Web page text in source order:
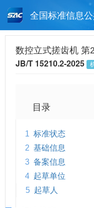
全国标准信息
月报查询
数控立式搓齿机 第
JB/T 15210.2-2025
目录
1 标准状态
2 基础信息
3 备案信息
4 起草单位
5 起草人